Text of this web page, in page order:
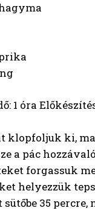
1 óra
klopfoljuk ki,
a pác
forgassuk
helyezzük
35